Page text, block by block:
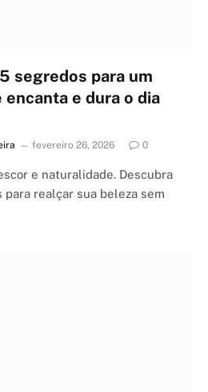
segredos para um
e dura o dia
fevereiro 26, 2026 0
e naturalidade. Descubra
realçar sua beleza sem